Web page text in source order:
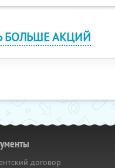
БОЛЬШЕ АКЦИЙ
договор